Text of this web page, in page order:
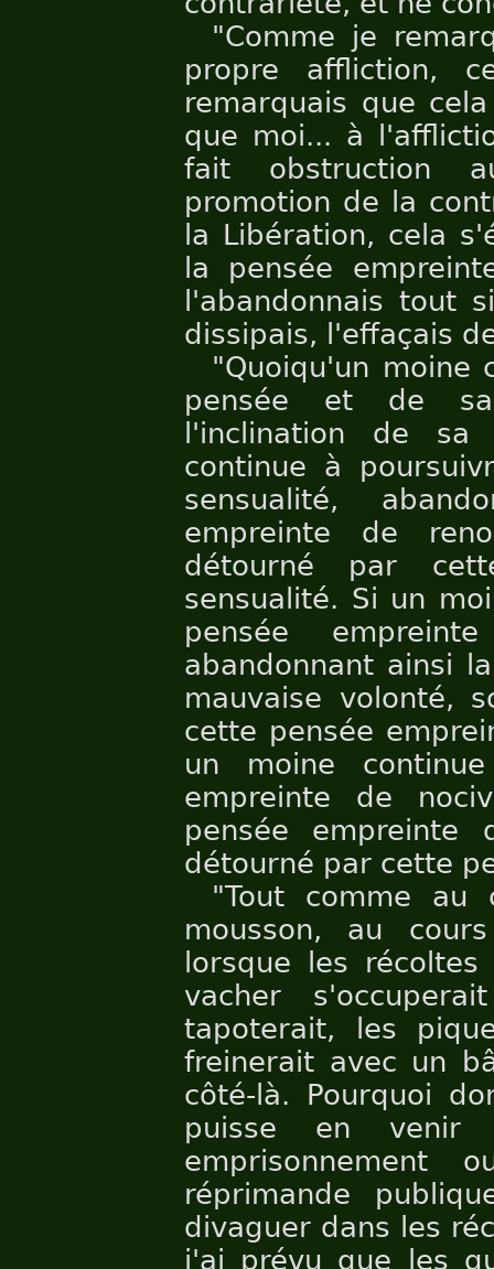
"Comme je
propre affliction,
remarquais que
que moi... à
fait obstruction
promotion de la
la Libération, cela
la pensée
l'abandonnais tout
dissipais, l'effaçais
"Quoiqu'un moine
pensée et de
l'inclination de sa
continue à
sensualité,
empreinte de
détourné par
sensualité. Si un
pensée
abandonnant ainsi
mauvaise volonté,
cette pensée
un moine
empreinte de
pensée empreinte
détourné par cette
"Tout comme
mousson, au
lorsque les
vacher
tapoterait, les
freinerait avec un
côté-là. Pourquoi
puisse en venir
emprisonnement
réprimande
divaguer dans les
j'ai prévu que les